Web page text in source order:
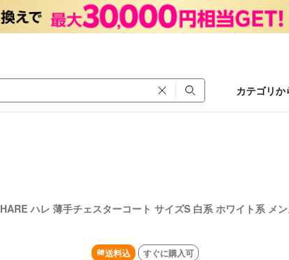
カテゴリか
HARE ハレ 薄手チェスターコート サイズS 白系 ホワイト系 メ
送料込 すぐに購入可